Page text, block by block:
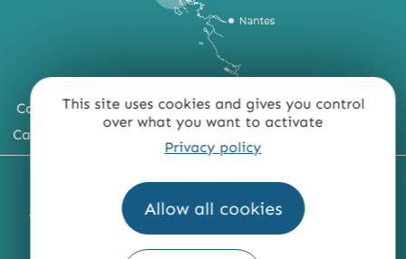
This site uses cookies and gives you control
over what you want to activate
Privacy policy
Allow all cookies
Comment venir ?
Carte du territoire
MENTIONS LÉGALES PLAN DU SITE
ACCESSIBILITÉ : NON CONFORME PRESSE